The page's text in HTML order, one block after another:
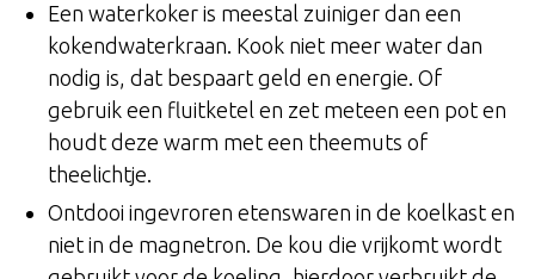
Een waterkoker is meestal zuiniger dan een
kokendwaterkraan. Kook niet meer water dan
nodig is, dat bespaart geld en energie. Of
gebruik een fluitketel en zet meteen een pot en
houdt deze warm met een theemuts of
theelichtje.
Ontdooi ingevroren etenswaren in de koelkast en
niet in de magnetron. De kou die vrijkomt wordt